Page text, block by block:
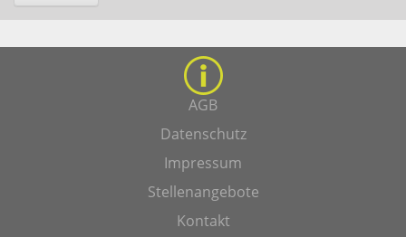
AGB
Datenschutz
Impressum
Stellenangebote
Kontakt